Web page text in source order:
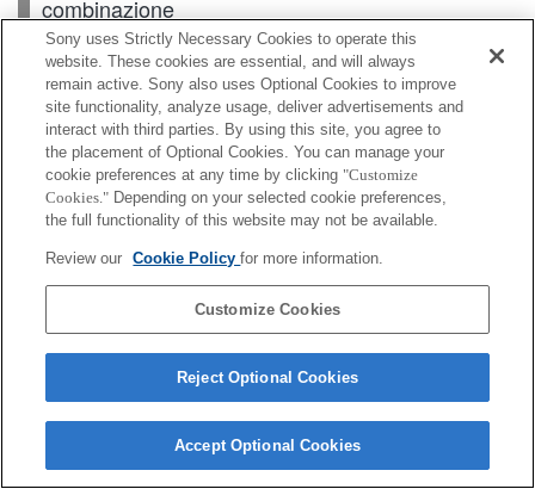
combinazione
Corpo
Accessori per obiettivo
Accessori
A seconda del paese o dell'area geografica, alcuni
prodotti visualizzati potrebbero non essere
Copyright 2026 Sony Corporation
Sony uses Strictly Necessary Cookies to operate this
website. These cookies are essential, and will always
remain active. Sony also uses Optional Cookies to improve
site functionality, analyze usage, deliver advertisements and
interact with third parties. By using this site, you agree to
the placement of Optional Cookies. You can manage your
cookie preferences at any time by clicking "Customize
Cookies." Depending on your selected cookie preferences,
the full functionality of this website may not be available.
Review our Cookie Policyfor more information.
Customize Cookies
Reject Optional Cookies
Accept Optional Cookies